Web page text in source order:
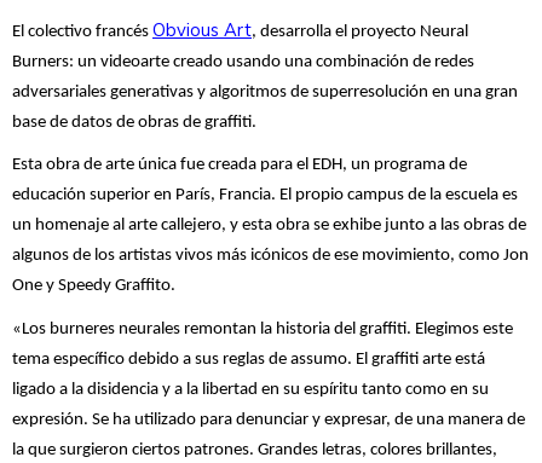
El co­lec­ti­vo fran­cés Ob­vious Art, desarrolla el proyecto Neural
Burners: un videoarte creado usando una combinación de redes
adversariales generativas y algoritmos de superresolución en una gran
base de datos de obras de graffiti.
Esta obra de arte única fue creada para el EDH, un programa de
educación superior en París, Francia. El propio campus de la escuela es
un homenaje al arte callejero, y esta obra se exhibe junto a las obras de
algunos de los artistas vivos más icónicos de ese movimiento, como Jon
One y Speedy Graffito.
«Los burneres neurales remontan la historia del graffiti. Elegimos este
tema específico debido a sus reglas de assumo. El graffiti arte está
ligado a la disidencia y a la libertad en su espíritu tanto como en su
expresión. Se ha utilizado para denunciar y expresar, de una manera de
la que surgieron ciertos patrones. Grandes letras, colores brillantes,